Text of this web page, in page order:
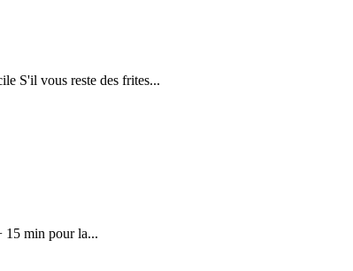
S'il vous reste des frites...
15 min pour la...